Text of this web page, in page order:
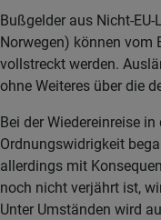
Bußgelder aus Nicht-
Norwegen) können
vollstreckt werden.
ohne Weiteres über die
Bei der Wiedereinreise
Ordnungswidrigkeit
allerdings mit
noch nicht verjährt ist,
Unter Umständen wird